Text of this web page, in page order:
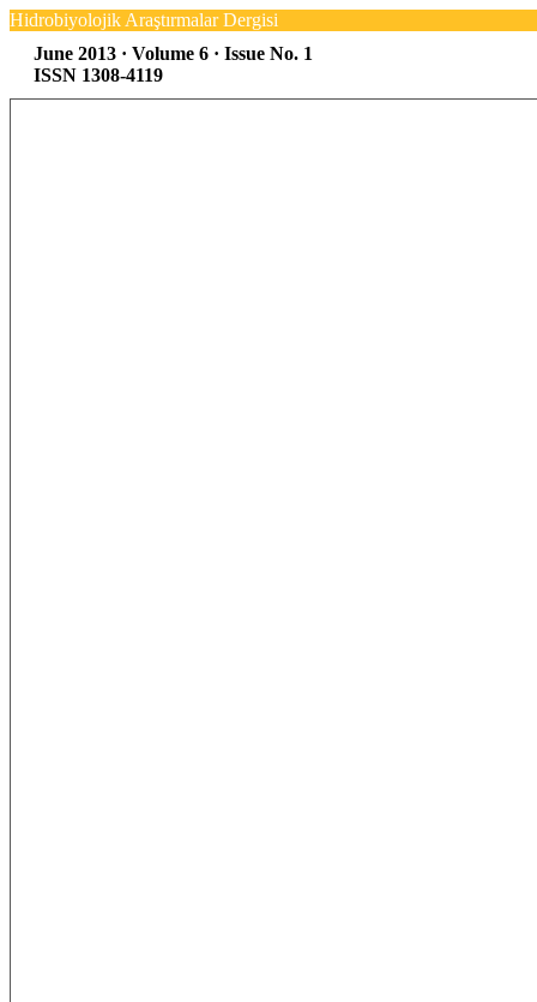
Hidrobiyolojik Araştırmalar Dergisi
June 2013 · Volume 6 · Issue No. 1
ISSN 1308-4119